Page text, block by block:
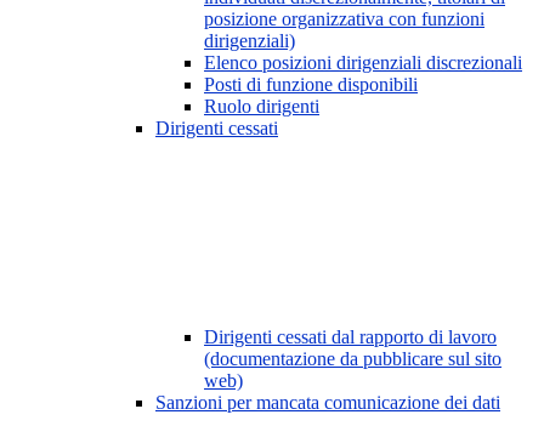
posizione organizzativa con funzioni
dirigenziali)
Elenco posizioni dirigenziali discrezionali
Posti di funzione disponibili
Ruolo dirigenti
Dirigenti cessati
Dirigenti cessati dal rapporto di lavoro
(documentazione da pubblicare sul sito
web)
Sanzioni per mancata comunicazione dei dati